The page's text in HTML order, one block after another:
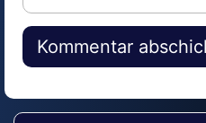
Alternative: